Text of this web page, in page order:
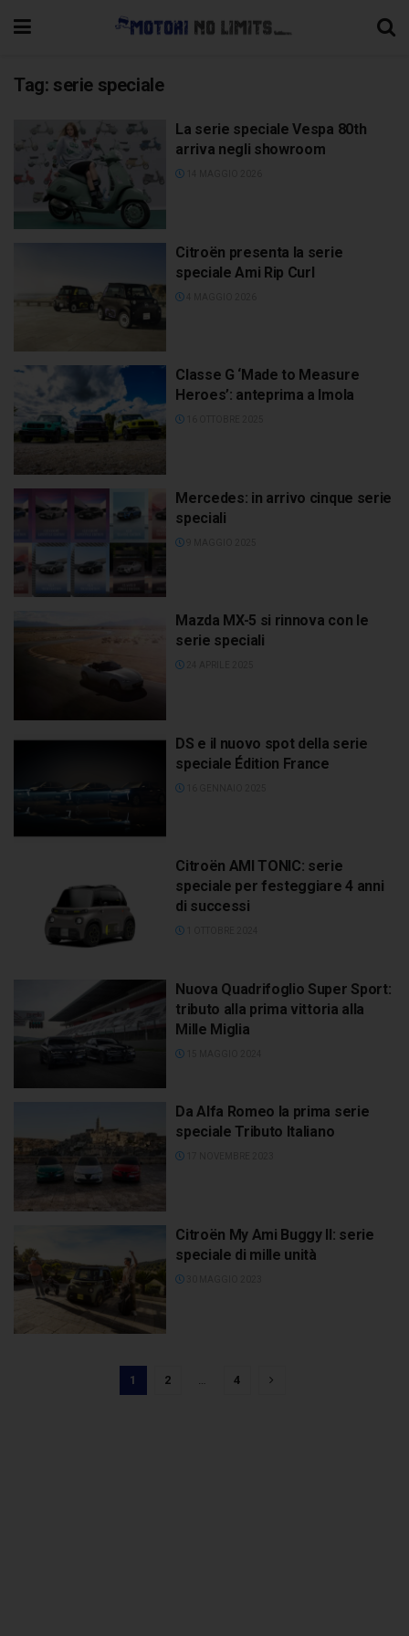
Tag: serie speciale
La serie speciale Vespa 80th
arriva negli showroom
Citroën presenta la serie
speciale Ami Rip Curl
Classe G ‘Made to Measure
Heroes’: anteprima a Imola
Mercedes: in arrivo cinque serie
speciali
Mazda MX-5 si rinnova con le
serie speciali
DS e il nuovo spot della serie
speciale Édition France
Citroën AMI TONIC: serie
speciale per festeggiare 4 anni
di successi
Nuova Quadrifoglio Super Sport:
tributo alla prima vittoria alla
Mille Miglia
Da Alfa Romeo la prima serie
speciale Tributo Italiano
Citroën My Ami Buggy II: serie
speciale di mille unità
1 2 … 4